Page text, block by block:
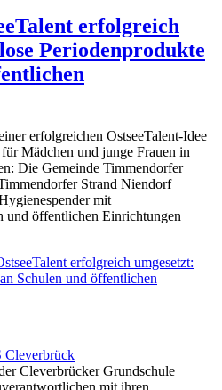
erfolgreich
Periodenprodukte
erfolgreichen OstseeTalent-Idee
Mädchen und junge Frauen in
Die Gemeinde Timmendorfer
Strand Niendorf
mit
und öffentlichen Einrichtungen
erfolgreich umgesetzt:
Schulen und öffentlichen
Cleverbrücker Grundschule
mit ihren